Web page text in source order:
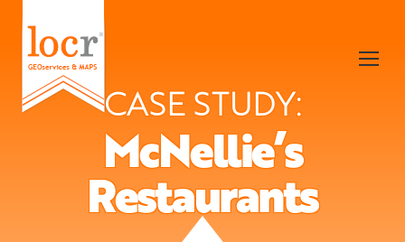
CASE STUDY:
McNellie’s
Restaurants